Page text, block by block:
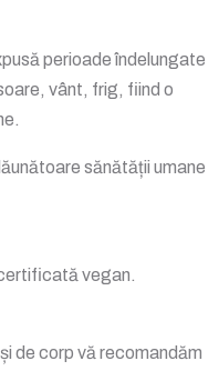
perioade îndelungate
vânt, frig, fiind o
sănătății umane
vegan.
de corp vă recomandăm